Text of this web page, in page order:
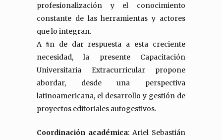
profesionalización y el conocimiento
constante de las herramientas y actores
que lo integran.
A ﬁn de dar respuesta a esta creciente
necesidad, la presente Capacitación
Universitaria Extracurricular propone
abordar, desde una perspectiva
latinoamericana, el desarrollo y gestión de
proyectos editoriales autogestivos.
Coordinación académica: Ariel Sebastián